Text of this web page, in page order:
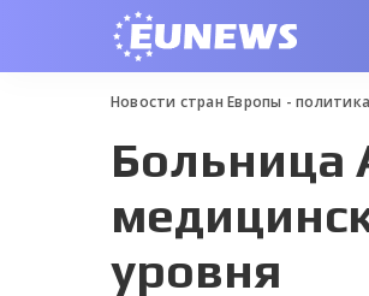
Новости стран Европы -
Больница
уровня